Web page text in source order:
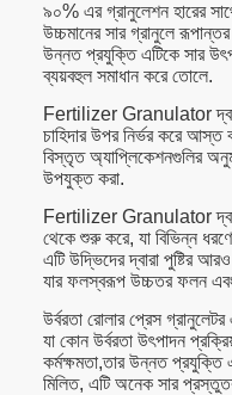
৯০% এর গ্রানুলেশন হারের
উচ্চমানের সার গ্রানুলে
উন্নত প্রযুক্তি এটিকে সার
ব্যয়বহুল সমাধান করে তোলে.
Fertilizer Granulator দ্বারা
চাহিদার উপর নির্ভর করে আস্ত
বিস্তৃত অ্যাপ্লিকেশনগুলির
উপযুক্ত করা.
Fertilizer Granulator
থেকে শুরু করে, যা বিভিন্ন
এটি উদ্ভিদের দ্বারা পুষ্টির
যার ফলস্বরূপ উচ্চতর ফলন
উর্বরতা রোলার প্রেস
যা কোন উর্বরতা উৎপাদন
কর্মক্ষমতা,তার উন্নত প্রযুক্তি
মিলিত, এটি অনেক সার